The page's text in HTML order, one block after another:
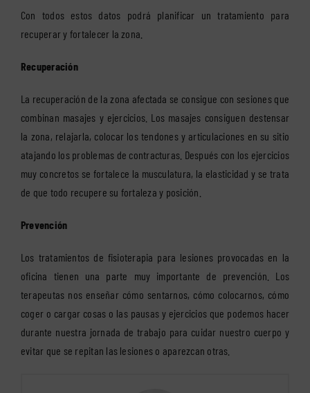
Con todos estos datos podrá planificar un tratamiento para
recuperar y fortalecer la zona.
Recuperación
La recuperación de la zona afectada se consigue con sesiones que
combinan masajes y ejercicios. Los masajes consiguen destensar
la zona, relajarla, colocar los tendones y articulaciones en su sitio
atajando los problemas de contracturas. Después con los ejercicios
muy concretos se fortalece la musculatura, la elasticidad y se trata
de que todo recupere su fortaleza y posición.
Prevención
Los tratamientos de fisioterapia para lesiones provocadas en la
oficina tienen una parte muy importante de prevención. Los
terapeutas nos enseñar cómo sentarnos, cómo colocarnos, cómo
coger o cargar cosas o las pausas y ejercicios que podemos hacer
durante nuestra jornada de trabajo para cuidar nuestro cuerpo y
evitar que se repitan las lesiones o aparezcan otras.